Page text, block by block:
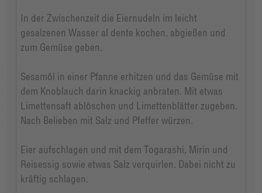
In der Zwischenzeit die Eiernudeln im leicht
gesalzenen Wasser al dente kochen, abgießen und
zum Gemüse geben.
Sesamöl in einer Pfanne erhitzen und das Gemüse mit
dem Knoblauch darin knackig anbraten. Mit etwas
Limettensaft ablöschen und Limettenblätter zugeben.
Nach Belieben mit Salz und Pfeffer würzen.
Eier aufschlagen und mit dem Togarashi, Mirin und
Reisessig sowie etwas Salz verquirlen. Dabei nicht zu
kräftig schlagen.